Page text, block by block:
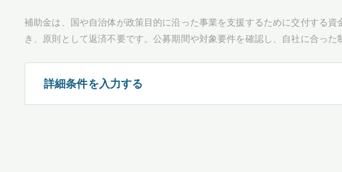
補助金は、国や自治体が政策目的に沿った事業を支援するために交付する
き、原則として返済不要です。公募期間や対象要件を確認し、自社に合った
詳細条件を入力する